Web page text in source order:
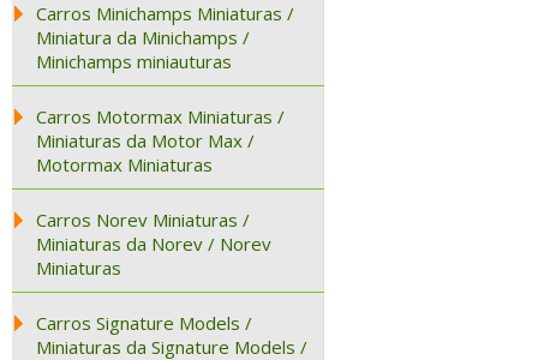
Carros Minichamps Miniaturas /
Miniatura da Minichamps /
Minichamps miniauturas
Carros Motormax Miniaturas /
Miniaturas da Motor Max /
Motormax Miniaturas
Carros Norev Miniaturas /
Miniaturas da Norev / Norev
Miniaturas
Carros Signature Models /
Miniaturas da Signature Models /